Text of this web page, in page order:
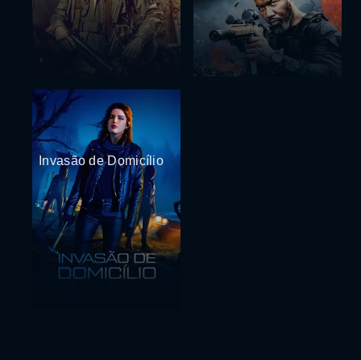
Invasão de Domicílio